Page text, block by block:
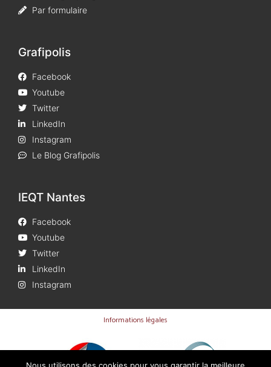
Par formulaire
Grafipolis
Facebook
Youtube
Twitter
LinkedIn
Instagram
Le Blog Grafipolis
IEQT Nantes
Facebook
Youtube
Twitter
LinkedIn
Instagram
Informations légales